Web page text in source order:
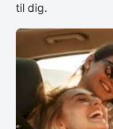
til dig.